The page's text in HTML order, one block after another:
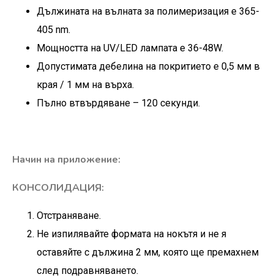
Дължината на вълната за полимеризация е 365-
405 nm.
Мощността на UV/LED лампата е 36-48W.
Допустимата дебелина на покритието е 0,5 мм в
края / 1 мм на върха.
Пълно втвърдяване – 120 секунди.
Начин на приложение:
КОНСОЛИДАЦИЯ:
Отстраняване.
Не изпилявайте формата на нокътя и не я
оставяйте с дължина 2 мм, която ще премахнем
след подравняването.